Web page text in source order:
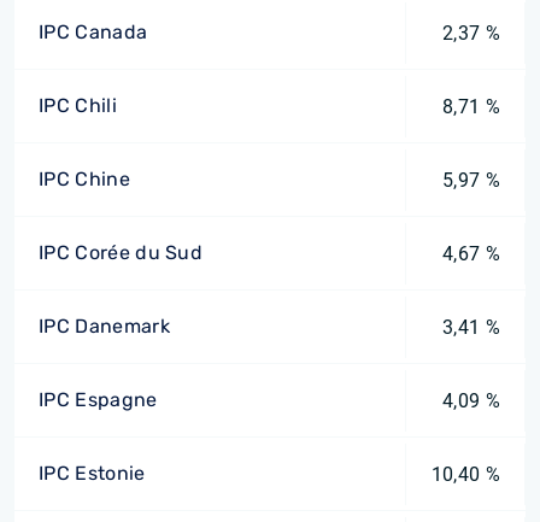
IPC Canada 2,37 %
IPC Chili 8,71 %
IPC Chine 5,97 %
IPC Corée du Sud 4,67 %
IPC Danemark 3,41 %
IPC Espagne 4,09 %
IPC Estonie 10,40 %